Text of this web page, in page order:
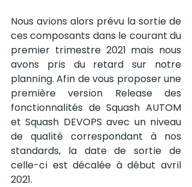
Nous avions alors prévu la sortie de
ces composants dans le courant du
premier trimestre 2021 mais nous
avons pris du retard sur notre
planning. Afin de vous proposer une
première version Release des
fonctionnalités de Squash AUTOM
et Squash DEVOPS avec un niveau
de qualité correspondant à nos
standards, la date de sortie de
celle-ci est décalée à début avril
2021.